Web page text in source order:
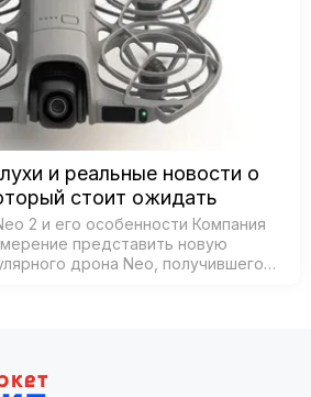
и реальные новости о
стоит ожидать
2 и его особенности Компания
представить новую
дрона Neo, получившего